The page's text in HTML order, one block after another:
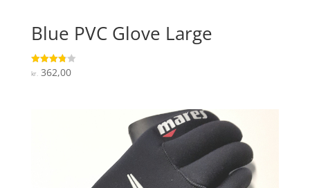
Blue PVC Glove Large
Vurderet
3.8
kr.362,00